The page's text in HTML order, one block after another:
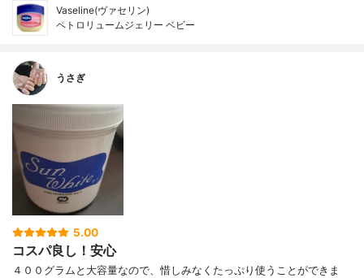
Vaseline(ヴァセリン)
ペトロリュームジェリー ベビー
うさぎ
5.00
コスパ良し！安心
４００グラムと大容量なので、惜しみなくたっぷり使うことができま